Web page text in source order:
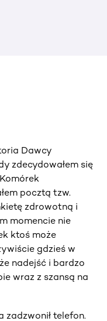
Dawcy
zdecydowałem się
pocztą tzw.
zdrowotną i
momencie nie
ktoś może
gdzieś w
nadejść i bardzo
wraz z szansą na
zadzwonił telefon.